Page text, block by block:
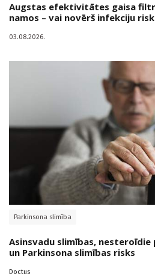
Augstas efektivitātes gaisa
namos – vai novērš infekciju
03.08.2026.
Parkinsona slimība
Asinsvadu slimības,
un Parkinsona slimības risks
Doctus